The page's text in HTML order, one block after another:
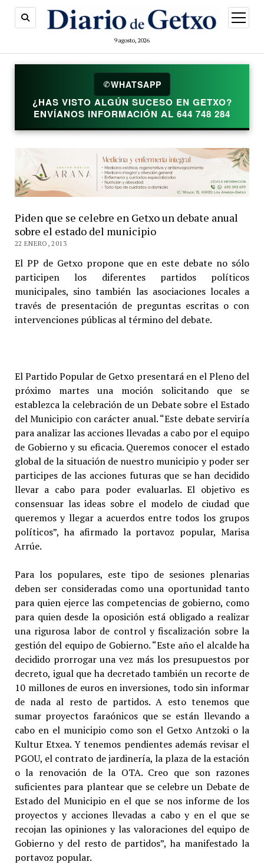
9 agosto, 2026
abrir
menú
✆WHATSAPP
¿HAS VISTO ALGÚN SUCESO EN GETXO?
ENVÍANOS INFORMACIÓN AL 644 748 284
Piden que se celebre en Getxo un debate anual
sobre el estado del municipio
22 ENERO, 2013
El PP de Getxo propone que en este debate no sólo
participen los diferentes partidos políticos
municipales, sino también las asociaciones locales a
través de presentación de preguntas escritas o con
intervenciones públicas al término del debate.
El Partido Popular de Getxo presentará en el Pleno del
próximo martes una moción solicitando que se
establezca la celebración de un Debate sobre el Estado
del Municipio con carácter anual. “Este debate serviría
para analizar las acciones llevadas a cabo por el equipo
de Gobierno y su eficacia. Queremos conocer el estado
global de la situación de nuestro municipio y poder ser
participes de las acciones futuras que se han decidido
llevar a cabo para poder evaluarlas. El objetivo es
consensuar las ideas sobre el modelo de ciudad que
queremos y llegar a acuerdos entre todos los grupos
políticos”, ha afirmado la portavoz popular, Marisa
Arrúe.
Para los populares, este tipo de sesiones plenarias
deben ser consideradas como una oportunidad tanto
para quien ejerce las competencias de gobierno, como
para quien desde la oposición está obligado a realizar
una rigurosa labor de control y fiscalización sobre la
gestión del equipo de Gobierno. “Este año el alcalde ha
decidido prorrogar una vez más los presupuestos por
decreto, igual que ha decretado también un recorte de
10 millones de euros en inversiones, todo sin informar
de nada al resto de partidos. A esto tenemos que
sumar proyectos faraónicos que se están llevando a
cabo en el municipio como son el Getxo Antzoki o la
Kultur Etxea. Y tenemos pendientes además revisar el
PGOU, el contrato de jardinería, la plaza de la estación
o la renovación de la OTA. Creo que son razones
suficientes para plantear que se celebre un Debate de
Estado del Municipio en el que se nos informe de los
proyectos y acciones llevadas a cabo y en el que se
recojan las opiniones y las valoraciones del equipo de
Gobierno y del resto de partidos”, ha manifestado la
portavoz popular.